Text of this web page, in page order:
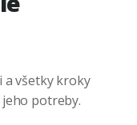
a všetky kroky
potreby.